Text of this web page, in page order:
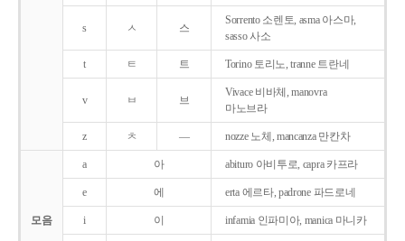
s ㅅ 스
Sorrento 소렌토, asma 아스마,
sasso 사소
t ㅌ 트 Torino 토리노, tranne 트란네
v ㅂ 브
Vivace 비바체, manovra
마노브라
z ㅊ ― nozze 노체, mancanza 만칸차
모음
a 아 abituro 아비투로, capra 카프라
e 에 erta 에르타, padrone 파드로네
i 이 infamia 인파미아, manica 마니카